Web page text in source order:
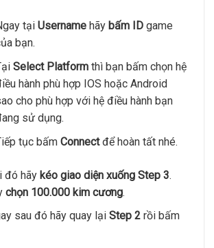
tại Usernamehãy bấm IDgame
bạn.
Select Platformthì bạn bấm chọn hệ
hành phù hợp IOS hoặc Android
cho phù hợp với hệ điều hành bạn
sử dụng.
tục bấm Connectđể hoàn tất nhé.
đó hãy kéo giao diện xuống Step 3.
chọn 100.000 kim cương.
sau đó hãy quay lạiStep 2rồi bấm